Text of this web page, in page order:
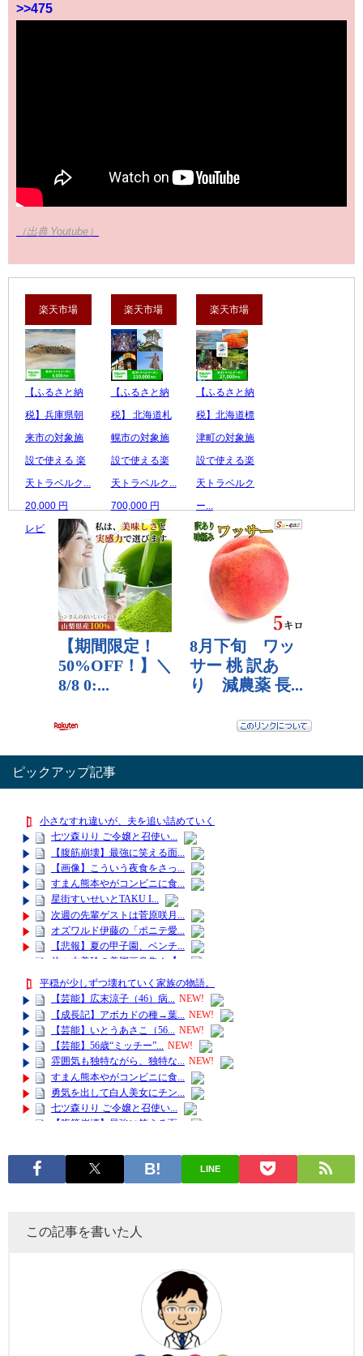
>>475
（出典 Youtube）
楽天市場
【ふるさと納
税】兵庫県朝
来市の対象施
設で使える 楽
天トラベルク...
20,000 円
レビュー数：0
楽天市場
【ふるさと納
税】 北海道札
幌市の対象施
設で使える楽
天トラベルク...
700,000 円
レビュー数：0
楽天市場
【ふるさと納
税】北海道標
津町の対象施
設で使える楽
天トラベルク
ー...
90,000 円
レビュー数：0
ピックアップ記事
LINE
この記事を書いた人